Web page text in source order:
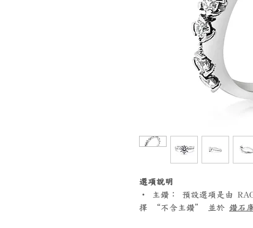
選項說明
‧ 主鑽： 預設選項是由
擇 “不含主鑽” 並於 鑽石